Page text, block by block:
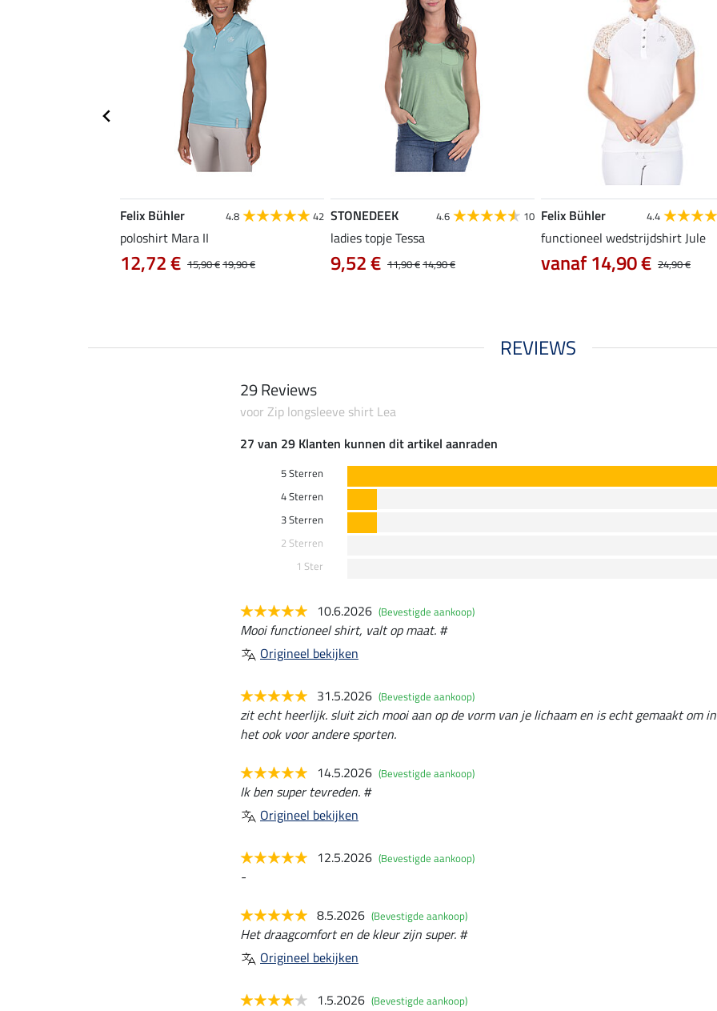
Felix Bühler 4.8 42
poloshirt Mara II
15,90 €19,90 €
12,72 €
STONEDEEK 4.6 10
ladies topje Tessa
11,90 €14,90 €
9,52 €
Felix Bühler 4.4
functioneel wedstrijdshirt Jule
24,90 €
vanaf 14,90 €
REVIEWS
29 Reviews
voor Zip longsleeve shirt Lea
27 van 29 Klanten kunnen dit artikel aanraden
5 Sterren
4 Sterren
3 Sterren
2 Sterren
1 Ster
10.6.2026 (Bevestigde aankoop)
Mooi functioneel shirt, valt op maat. #
Origineel bekijken
31.5.2026 (Bevestigde aankoop)
zit echt heerlijk. sluit zich mooi aan op de vorm van je lichaam en is echt gemaakt om
het ook voor andere sporten.
14.5.2026 (Bevestigde aankoop)
Ik ben super tevreden. #
Origineel bekijken
12.5.2026 (Bevestigde aankoop)
-
8.5.2026 (Bevestigde aankoop)
Het draagcomfort en de kleur zijn super. #
Origineel bekijken
1.5.2026 (Bevestigde aankoop)